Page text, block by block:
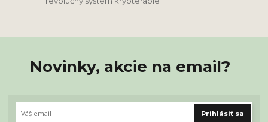
Novinky, akcie na email?
Prihlásiť sa